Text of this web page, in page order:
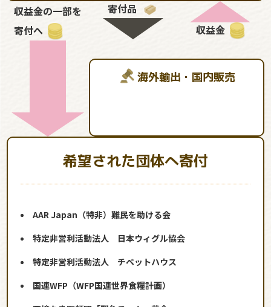
収益金の一部を
寄付へ
寄付品
収益金
海外輸出・国内販売
希望された団体へ寄付
AAR Japan（特非）難民を助ける会
特定非営利活動法人 日本ウィグル協会
特定非営利活動法人 チベットハウス
国連WFP（WFP国連世界食糧計画）